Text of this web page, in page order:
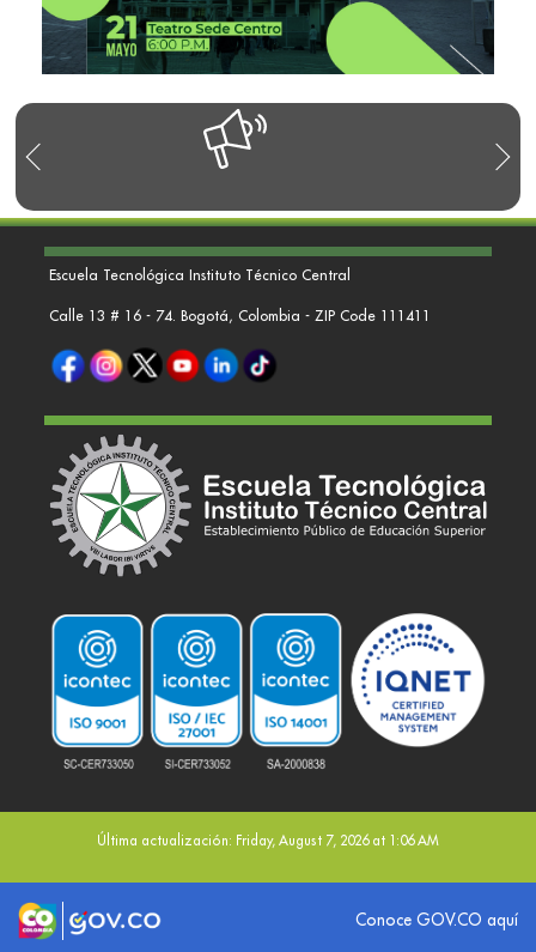
Escuela Tecnológica Instituto Técnico Central
Calle 13 # 16 - 74. Bogotá, Colombia - ZIP Code 111411
Última actualización: Friday, August 7, 2026 at 1:06 AM
Logo marca ColombiaLogo Gobierno de ColombiaConoce GOV.CO aquí